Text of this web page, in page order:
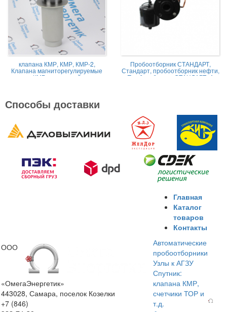
клапана КМР, КМР, КМР-2,
Клапана магниторегулируемые
КМР жидкостной
Пробоотборник СТАНДАРТ,
Стандарт, пробоотборник нефти,
Пробоотборник СТАНДАРТ -А
Способы доставки
ООО
«ОмегаЭнергетик»
443028, Самара, поселок Козелки
+7 (846)
Главная
Каталог
товаров
Контакты
Автоматические
пробоотборники
Узлы к АГЗУ
Спутник:
клапана КМР,
счетчики ТОР и
т.д.